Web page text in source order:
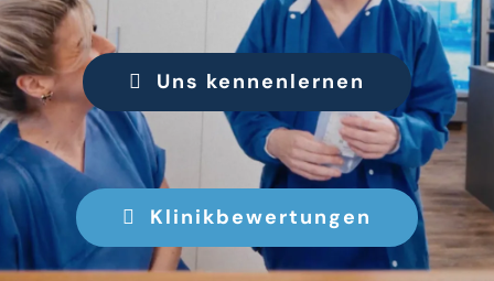
Uns kennenlernen
Klinikbewertungen